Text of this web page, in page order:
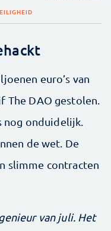
euro’s van
DAO gestolen.
nog onduidelijk.
de wet. De
slimme contracten
van juli. Het